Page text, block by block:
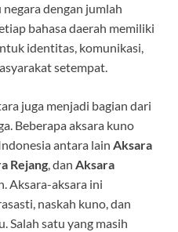
dengan jumlah
bahasa daerah memiliki
identitas, komunikasi,
setempat.
juga menjadi bagian dari
Beberapa aksara kuno
antara lain Aksara
Rejang, dan Aksara
Aksara-aksara ini
naskah kuno, dan
Salah satu yang masih